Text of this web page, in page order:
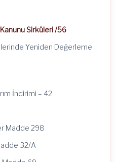
Sirküleri /56
Yeniden Değerleme
İndirimi – 42
Madde 298
32/A